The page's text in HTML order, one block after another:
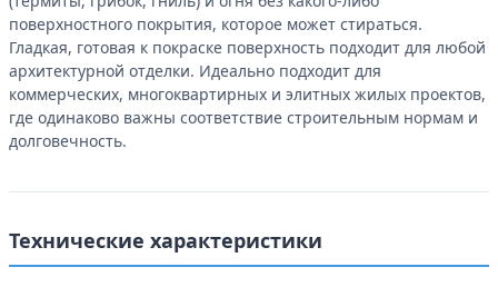
поверхностного покрытия, которое может стираться.
Гладкая, готовая к покраске поверхность подходит для любой
архитектурной отделки. Идеально подходит для
коммерческих, многоквартирных и элитных жилых проектов,
где одинаково важны соответствие строительным нормам и
долговечность.
Технические характеристики